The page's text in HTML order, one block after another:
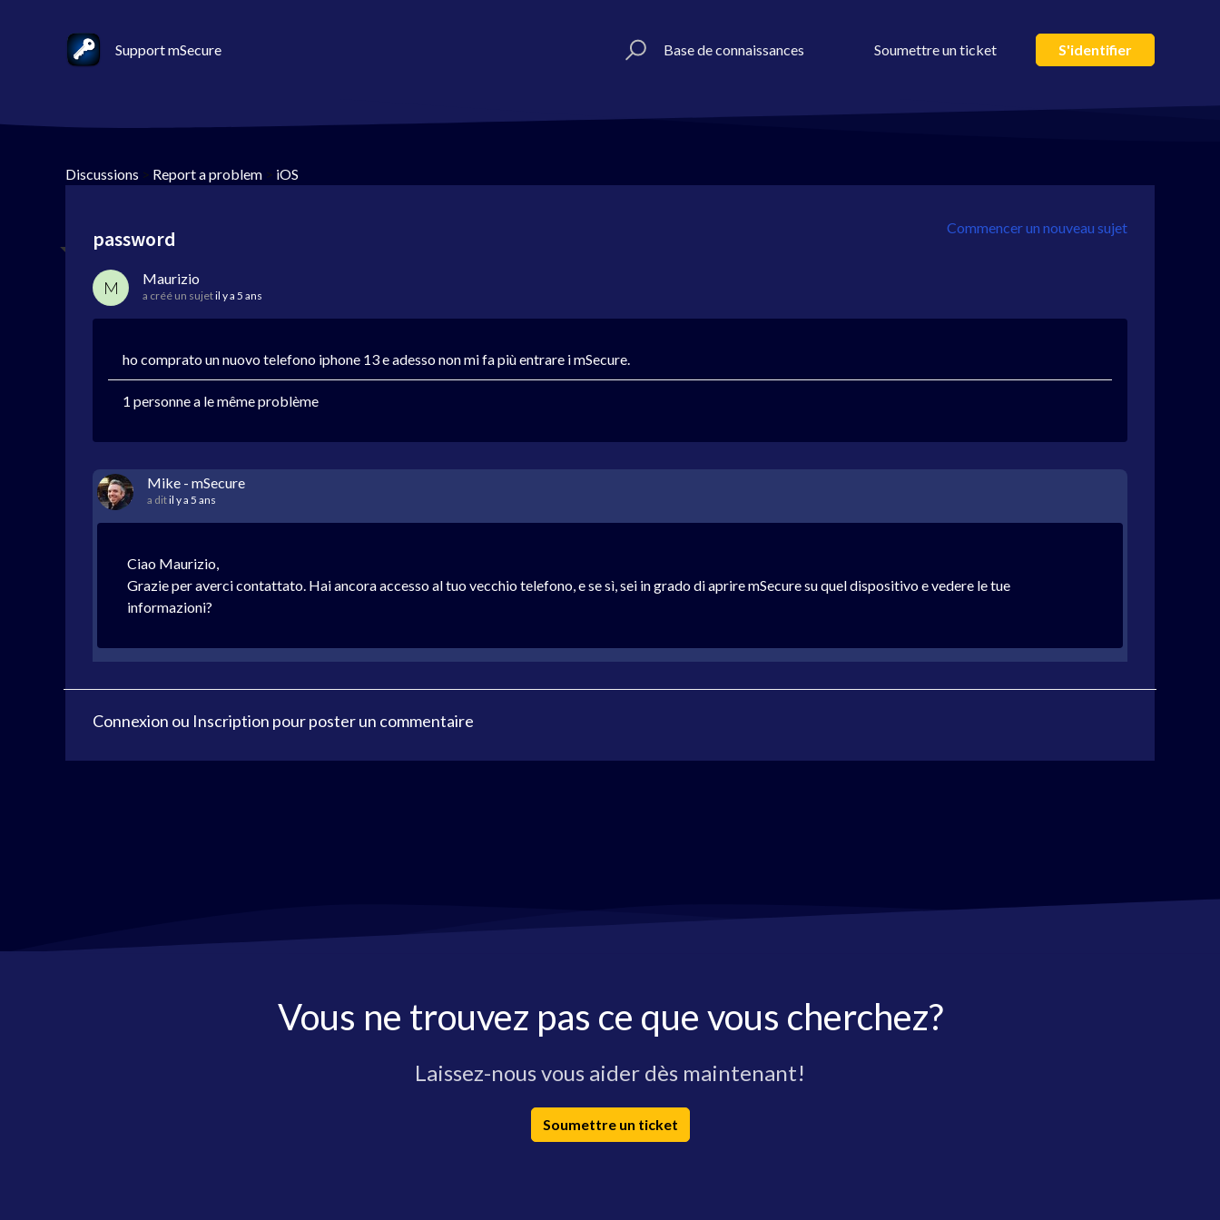
Support mSecure Base de connaissances Soumettre un ticket S'identifier
Discussions > Report a problem > iOS
Commencer un nouveau sujet
password
M Maurizio
a créé un sujetil y a 5 ans
ho comprato un nuovo telefono iphone 13 e adesso non mi fa più entrare i mSecure.
1 personne a le même problème
Mike - mSecure
a ditil y a 5 ans
Ciao Maurizio,
Grazie per averci contattato. Hai ancora accesso al tuo vecchio telefono, e se sì, sei in grado di aprire mSecure su quel dispositivo e vedere le tue
informazioni?
Connexion ou Inscription pour poster un commentaire
Vous ne trouvez pas ce que vous cherchez?
Laissez-nous vous aider dès maintenant!
Soumettre un ticket